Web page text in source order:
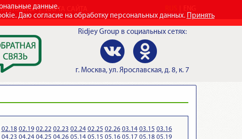
данные.
Даю согласие на обработку персональных данных. Принять
КОНТАКТЫ КАРТА САЙТА
Ridjey Group в социальных сетях:
г. Москва, ул. Ярославская, д. 8, к. 7
02.18 02.19 02.22 02.23 02.24 02.25 02.26 03.14 03.15 03.16
04.23 04.24 04.25 04.26 05.14 05.15 05.16 05.17 05.18 05.19